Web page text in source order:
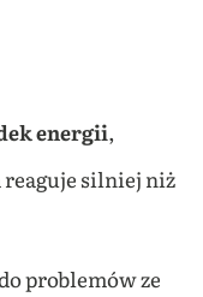
energii,
reaguje silniej niż
problemów ze